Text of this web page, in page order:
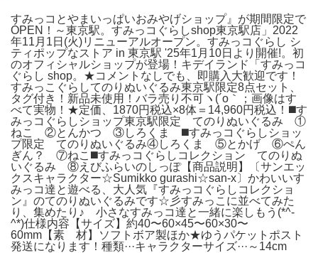
すみっコとやまいっぱいおみやげショップ』が期間限定で
OPEN！～東京駅。すみっコぐらしshop東京駅店」2022
年11月1日(火)リニューアルオープン。すみっコぐらし シ
ティポップなストア in 東京駅 '25年1月10日より開催!。初
のオフィシャルショップが登場！キデイランド「すみっコ
ぐらし shop。★コメントなしでも、即購入大歓迎です！
すみっこぐらしてのりぬいぐるみ東京駅限定8点セット、
タグ付き！新品未使用！バラ売り不可ヽ(´o｀；画像はす
べて実物！★定価、1870円税込×8体＝14,960円税込！◼️す
みっコぐらしショップ東京駅限定 てのりぬいぐるみ ①
ねこ ②とんかつ ③しろくま ◼️すみっコぐらしショッ
プ限定 てのりぬいぐるみ④しろくま ⑤とかげ ⑥ぺん
ぎん？ ⑦ねこ◼️すみっコぐらしコレクション てのりぬ
いぐるみ ⑧えびふらいのしっぽ【商品説明】〔サンエッ
クスキャラクター☆Sumikko gurashi☆san-x〕かわいいす
みっコ達と遊べる、大人気『すみっコぐらしコレクショ
ン』のてのりぬいぐるみです☆彡すみっこに並べてみた
り、集めたり♪ 小さなすみっコ達と一緒に楽しもう(*^-
^*)仕様内容【サイズ】約40〜60×45〜60×30〜
60mm【素 材】ソフトボア製ほか★ゆうパケットポスト
発送になります！種類···キャラクターサイズ···～14cm